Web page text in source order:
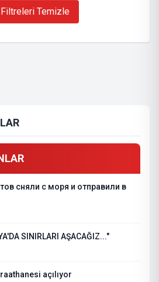
Filtreleri Temizle
сняли с моря и отправили в
SINIRLARI AŞACAĞIZ..."
açılıyor